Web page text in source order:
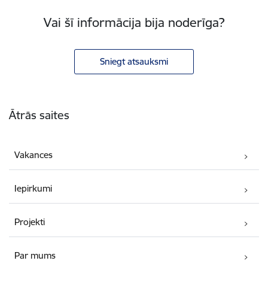
Vai šī informācija bija noderīga?
Sniegt atsauksmi
Ātrās saites
Vakances
Iepirkumi
Projekti
Par mums